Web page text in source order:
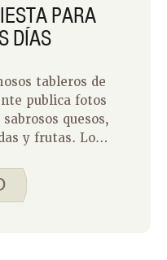
PARA
DÍAS
tableros de
publica fotos
quesos,
y frutas. Los
o plato de
oportunidad de